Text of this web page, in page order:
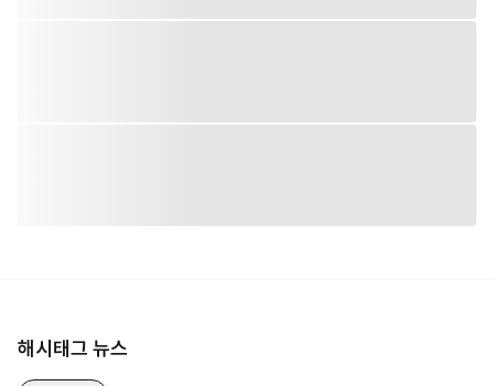
해시태그 뉴스